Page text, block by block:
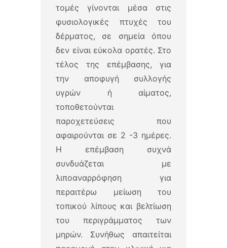
τομές γίνονται μέσα στις
φυσιολογικές πτυχές του
δέρματος, σε σημεία όπου
δεν είναι εύκολα ορατές. Στο
τέλος της επέμβασης, για
την αποφυγή συλλογής
υγρών ή αίματος,
τοποθετούνται
παροχετεύσεις που
αφαιρούνται σε 2 -3 ημέρες.
Η επέμβαση συχνά
συνδυάζεται με
λιποαναρρόφηση για
περαιτέρω μείωση του
τοπικού λίπους και βελτίωση
του περιγράμματος των
μηρών. Συνήθως απαιτείται